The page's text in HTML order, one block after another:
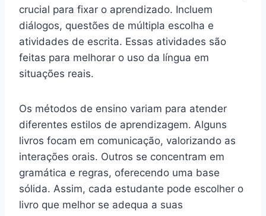
crucial para fixar o aprendizado. Incluem
diálogos, questões de múltipla escolha e
atividades de escrita. Essas atividades são
feitas para melhorar o uso da língua em
situações reais.
Os métodos de ensino variam para atender
diferentes estilos de aprendizagem. Alguns
livros focam em comunicação, valorizando as
interações orais. Outros se concentram em
gramática e regras, oferecendo uma base
sólida. Assim, cada estudante pode escolher o
livro que melhor se adequa a suas